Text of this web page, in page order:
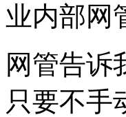
业内部网
网管告诉
只要不手